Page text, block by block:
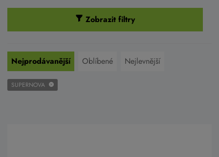
Zobrazit filtry
Nejprodávanější Oblíbené Nejlevnější
SUPERNOVA